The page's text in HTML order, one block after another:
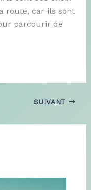
route, car ils sont
parcourir de
SUIVANT